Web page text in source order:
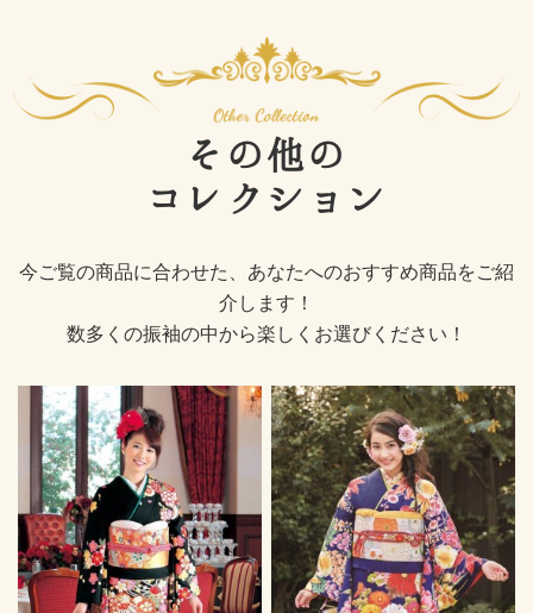
その他の
コレクション
今ご覧の商品に合わせた、あなたへのおすすめ商品をご紹
介します！
数多くの振袖の中から楽しくお選びください！